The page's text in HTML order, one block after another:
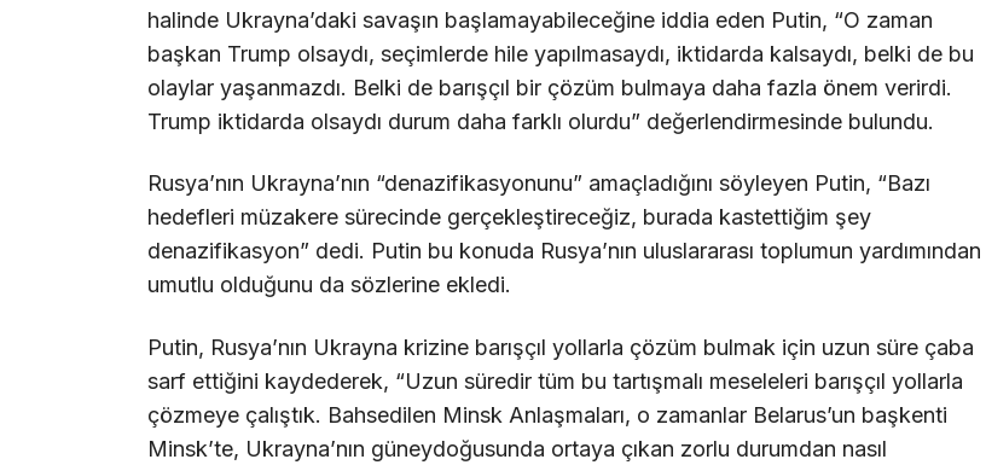
halinde Ukrayna’daki savaşın başlamayabileceğine iddia eden Putin, “O zaman
başkan Trump olsaydı, seçimlerde hile yapılmasaydı, iktidarda kalsaydı, belki de bu
olaylar yaşanmazdı. Belki de barışçıl bir çözüm bulmaya daha fazla önem verirdi.
Trump iktidarda olsaydı durum daha farklı olurdu” değerlendirmesinde bulundu.
Rusya’nın Ukrayna’nın “denazifikasyonunu” amaçladığını söyleyen Putin, “Bazı
hedefleri müzakere sürecinde gerçekleştireceğiz, burada kastettiğim şey
denazifikasyon” dedi. Putin bu konuda Rusya’nın uluslararası toplumun yardımından
umutlu olduğunu da sözlerine ekledi.
Putin, Rusya’nın Ukrayna krizine barışçıl yollarla çözüm bulmak için uzun süre çaba
sarf ettiğini kaydederek, “Uzun süredir tüm bu tartışmalı meseleleri barışçıl yollarla
çözmeye çalıştık. Bahsedilen Minsk Anlaşmaları, o zamanlar Belarus’un başkenti
Minsk’te, Ukrayna’nın güneydoğusunda ortaya çıkan zorlu durumdan nasıl